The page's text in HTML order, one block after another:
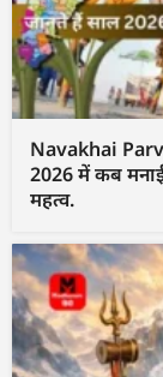
Navakhai Parv
2026 में कब
महत्व.